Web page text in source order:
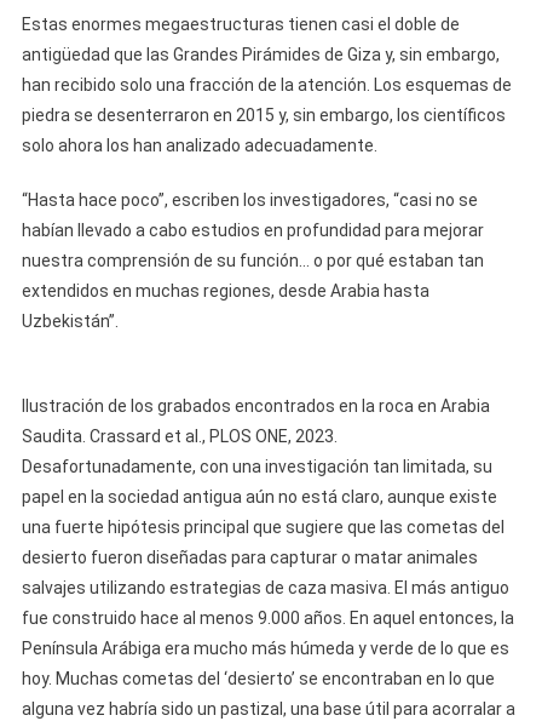
Estas enormes megaestructuras tienen casi el doble de
antigüedad que las Grandes Pirámides de Giza y, sin embargo,
han recibido solo una fracción de la atención. Los esquemas de
piedra se desenterraron en 2015 y, sin embargo, los científicos
solo ahora los han analizado adecuadamente.
“Hasta hace poco”, escriben los investigadores, “casi no se
habían llevado a cabo estudios en profundidad para mejorar
nuestra comprensión de su función… o por qué estaban tan
extendidos en muchas regiones, desde Arabia hasta
Uzbekistán”.
Ilustración de los grabados encontrados en la roca en Arabia
Saudita. Crassard et al., PLOS ONE, 2023.
Desafortunadamente, con una investigación tan limitada, su
papel en la sociedad antigua aún no está claro, aunque existe
una fuerte hipótesis principal que sugiere que las cometas del
desierto fueron diseñadas para capturar o matar animales
salvajes utilizando estrategias de caza masiva. El más antiguo
fue construido hace al menos 9.000 años. En aquel entonces, la
Península Arábiga era mucho más húmeda y verde de lo que es
hoy. Muchas cometas del ‘desierto’ se encontraban en lo que
alguna vez habría sido un pastizal, una base útil para acorralar a